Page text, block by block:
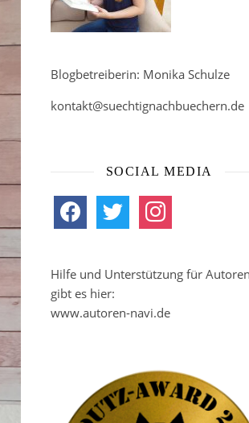
Blogbetreiberin: Monika Schulze
kontakt@suechtignachbuechern.de
SOCIAL MEDIA
facebook twitter instagram
Hilfe und Unterstützung für Autoren
gibt es hier:
www.autoren-navi.de